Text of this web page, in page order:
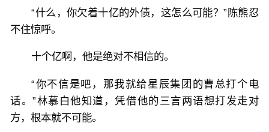
“什么，你欠着十亿的外债，这怎么可能？”陈熊忍
不住惊呼。
十个亿啊，他是绝对不相信的。
“你不信是吧，那我就给星辰集团的曹总打个电
话。”林慕白他知道，凭借他的三言两语想打发走对
方，根本就不可能。